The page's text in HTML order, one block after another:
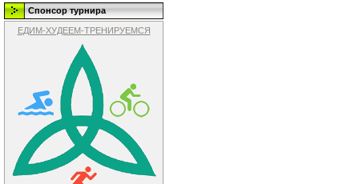
Спонсор турнира
ЕДИМ-ХУДЕЕМ-ТРЕНИРУЕМСЯ